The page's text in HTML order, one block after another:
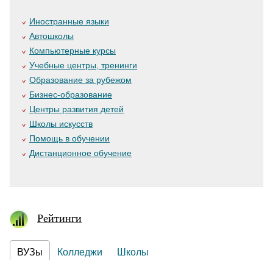
Иностранные языки
Автошколы
Компьютерные курсы
Учебные центры, тренинги
Образование за рубежом
Бизнес-образование
Центры развития детей
Школы искусств
Помощь в обучении
Дистанционное обучение
Рейтинги
ВУЗы Колледжи
Школы